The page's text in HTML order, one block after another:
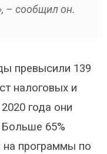
– сообщил он.
превысили 139
налоговых и
года они
Больше 65%
на программы по